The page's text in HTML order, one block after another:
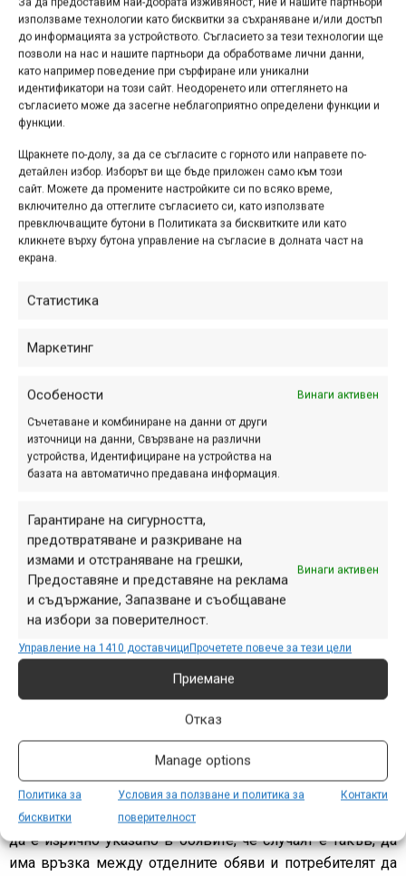
използваме технологии като бисквитки за съхраняване и/или достъп
до информацията за устройството. Съгласието за тези технологии ще
позволи на нас и нашите партньори да обработваме лични данни,
като например поведение при сърфиране или уникални
идентификатори на този сайт. Неодоренето или оттеглянето на
съгласието може да засегне неблагоприятно определени функции и
функции.
Щракнете по-долу, за да се съгласите с горното или направете по-
детайлен избор. Изборът ви ще бъде приложен само към този
сайт. Можете да промените настройките си по всяко време,
включително да оттеглите съгласието си, като използвате
превключващите бутони в Политиката за бисквитките или като
кликнете върху бутона управление на съгласие в долната част на
екрана.
Статистика
Маркетинг
Особености Винаги активен
Съчетаване и комбиниране на данни от други
източници на данни, Свързване на различни
устройства, Идентифициране на устройства на
базата на автоматично предавана информация.
Гарантиране на сигурността,
предотвратяване и разкриване на
измами и отстраняване на грешки,
Предоставяне и представяне на реклама
и съдържание, Запазване и съобщаване
на избори за поверителност.
Винаги активен
Управление на 1410 доставчициПрочетете повече за тези цели
Приемане
Отказ
Manage options
Политика за
бисквитки
Условия за ползване и политика за
поверителност
Контакти
месеца. По този начин, ако някой има нужда да продаде
10 продукта през март, той може да го направи, но през
април няма да може да пусне нито един продукт. Също
така, в рамките на една календарна година, човек може
да продаде до 3 велосипеда/рамки, като само един от
тях може да е чисто нов. Продължаваме да смятаме, че
на годишна база ограниченията отговарят напълно на
нуждите на обикновения потребител във форума.
4. С оглед на по-лесното формулиране и следене за
спазване на ограниченията ги свързахме директно с
календарните месеци. По този начин както
потребителите, така и модераторите бързо и лесно могат
ограниченията, които да помогнат на потребителите да
също така да опишем и някои дребни продукти, които са
изключени от ограниченията, стига да се продават в
единични бройки. Можете да видите тези пояснения
тук:viewtopic.php?f=10&t=1653&p=912369#p912369
продажба в безплатната част на раздел „Пазар“:
1. Три велосипеда/рамки за една календарна година,
като най-много един от тях може да бъде чисто нов
продукт.
аксесоар) в рамките на един календарен месец.
3. Десет употребявани продукта (компоненти,
екипировка, аксесоари) в рамките на два календарни
Изключение от това правило се допуска в случаите,
когато се продава цял велосипед на части. Тогава е
допустима продажбата на повече от 10 компонента/
аксесоари в рамките на 2 календарни месеца, но трябва
да е изрично указано в обявите, че случаят е такъв, да
има връзка между отделните обяви и потребителят да